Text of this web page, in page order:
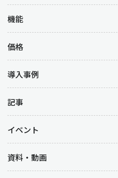
機能
価格
導入事例
記事
イベント
資料・動画